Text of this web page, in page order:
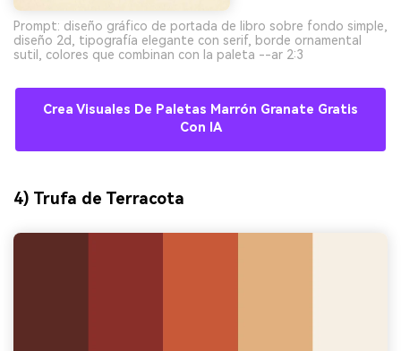
Prompt: diseño gráfico de portada de libro sobre fondo simple,
diseño 2d, tipografía elegante con serif, borde ornamental
sutil, colores que combinan con la paleta --ar 2:3
Crea Visuales De Paletas Marrón Granate Gratis
Con IA
4) Trufa de Terracota